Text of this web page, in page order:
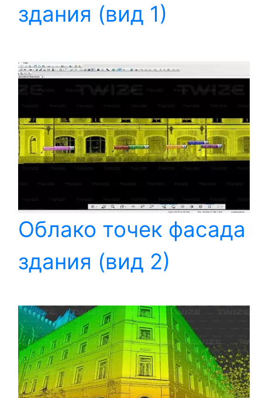
здания (вид 1)
Облако точек фасада
здания (вид 2)